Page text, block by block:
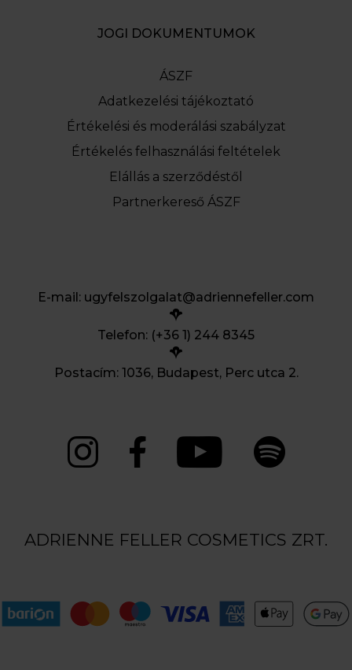
JOGI DOKUMENTUMOK
ÁSZF
Adatkezelési tájékoztató
Értékelési és moderálási szabályzat
Értékelés felhasználási feltételek
Elállás a szerződéstől
Partnerkereső ÁSZF
E-mail: ugyfelszolgalat@adriennefeller.com
Telefon: (+36 1) 244 8345
Postacím: 1036, Budapest, Perc utca 2.
ADRIENNE FELLER COSMETICS ZRT.